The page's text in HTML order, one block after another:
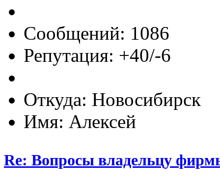
Сообщений: 1086
Репутация: +40/-6
Откуда: Новосибирск
Имя: Алексей
Re: Вопросы владельцу